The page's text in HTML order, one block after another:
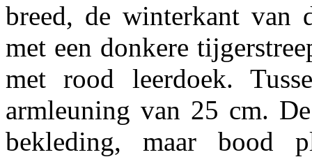
breed, de winterkant van
met een donkere
met rood leerdoek.
armleuning van 25 cm.
bekleding, maar bood